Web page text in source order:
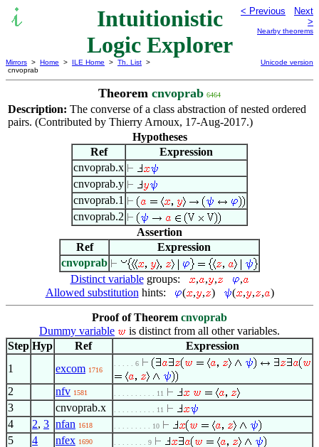
Intuitionistic
Logic Explorer
< Previous
Next
>
Nearby theorems
Mirrors > Home > ILE Home > Th. List >
cnvoprab
Unicode version
Theorem cnvoprab 6464
Description: The converse of a class abstraction of nested ordered
pairs. (Contributed by Thierry Arnoux, 17-Aug-2017.)
Hypotheses
Ref
Expression
cnvoprab.x
cnvoprab.y
cnvoprab.1
cnvoprab.2
Assertion
Ref
Expression
cnvoprab
Distinct variablegroups: , , ,
,
Allowed substitution hints: ( , , ) ( , , , )
Proof of Theorem cnvoprab
Dummy variable
is distinct from all other variables.
Step Hyp Ref
Expression
1
excom 1716
. . . . . 6
2 nfv 1581 . . . . . . . . . . 11
3 cnvoprab.x . . . . . . . . . . 11
4 2, 3 nfan 1618 . . . . . . . . . 10
5 4 nfex 1690 . . . . . . . . 9